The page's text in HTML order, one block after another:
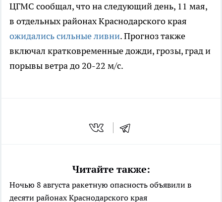
ЦГМС сообщал, что на следующий день, 11 мая,
в отдельных районах Краснодарского края
ожидались сильные ливни. Прогноз также
включал кратковременные дожди, грозы, град и
порывы ветра до 20-22 м/с.
Читайте также:
Ночью 8 августа ракетную опасность объявили в
десяти районах Краснодарского края